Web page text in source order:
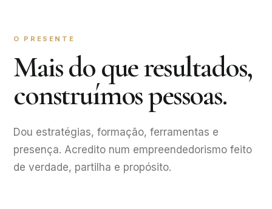
O PRESENTE
Mais do que resultados,
construímos pessoas.
Dou estratégias, formação, ferramentas e
presença. Acredito num empreendedorismo feito
de verdade, partilha e propósito.